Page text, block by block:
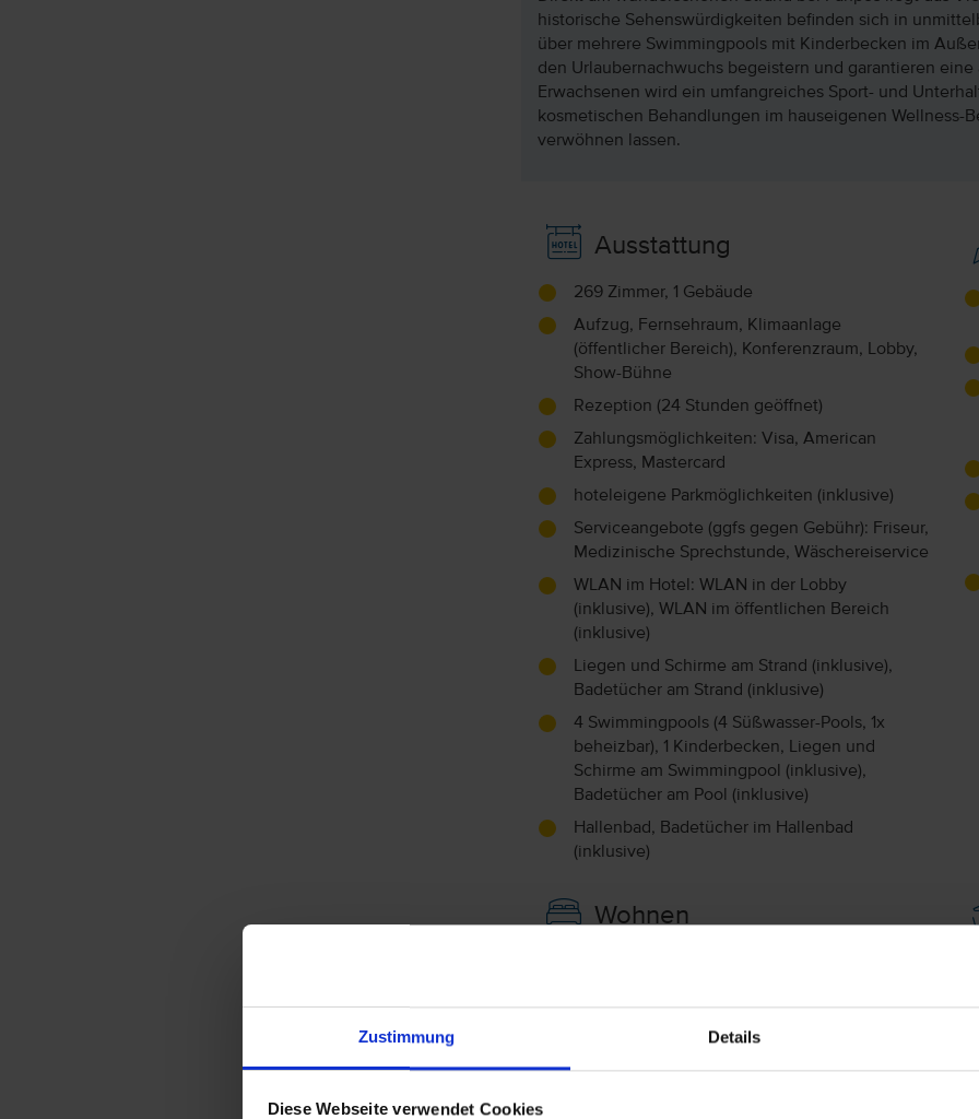
Zustimmung Details
Diese Webseite verwendet Cookies
historische Sehenswürdigkeiten befinden sich in
über mehrere Swimmingpools mit Kinderbecken im
den Urlaubernachwuchs begeistern und garantieren
Erwachsenen wird ein umfangreiches Sport- und
kosmetischen Behandlungen im hauseigenen Wellness-
verwöhnen lassen.
Ausstattung
269 Zimmer, 1 Gebäude
Aufzug, Fernsehraum, Klimaanlage
(öffentlicher Bereich), Konferenzraum, Lobby,
Show-Bühne
Rezeption (24 Stunden geöffnet)
Zahlungsmöglichkeiten: Visa, American
Express, Mastercard
hoteleigene Parkmöglichkeiten (inklusive)
Serviceangebote (ggfs gegen Gebühr): Friseur,
Medizinische Sprechstunde, Wäschereiservice
WLAN im Hotel: WLAN in der Lobby
(inklusive), WLAN im öffentlichen Bereich
(inklusive)
Liegen und Schirme am Strand (inklusive),
Badetücher am Strand (inklusive)
4 Swimmingpools (4 Süßwasser-Pools, 1x
beheizbar), 1 Kinderbecken, Liegen und
Schirme am Swimmingpool (inklusive),
Badetücher am Pool (inklusive)
Hallenbad, Badetücher im Hallenbad
(inklusive)
Wohnen